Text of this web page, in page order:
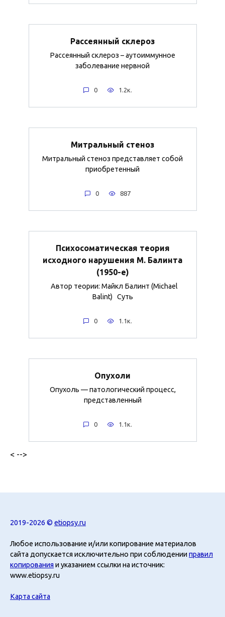
Рассеянный склероз
Рассеянный склероз – аутоиммунное
заболевание нервной
0 1.2к.
Митральный стеноз
Митральный стеноз представляет собой
приобретенный
0 887
Психосоматическая теория
исходного нарушения М. Балинта
(1950-е)
Автор теории: Майкл Балинт (Michael
Balint) Суть
0 1.1к.
Опухоли
Опухоль — патологический процесс,
представленный
0 1.1к.
< -->
2019-2026 © etiopsy.ru
Любое использование и/или копирование материалов
сайта допускается исключительно при соблюденииправил
копирования и указанием ссылки на источник:
www.etiopsy.ru
Карта сайта